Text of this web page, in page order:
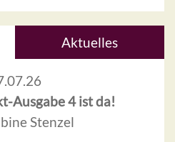
Aktuelles
Ausgabe 4 ist da!
Stenzel